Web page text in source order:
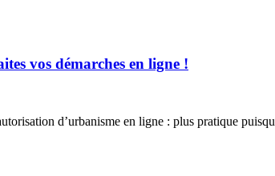
vos démarches en ligne !
d’urbanisme en ligne : plus pratique